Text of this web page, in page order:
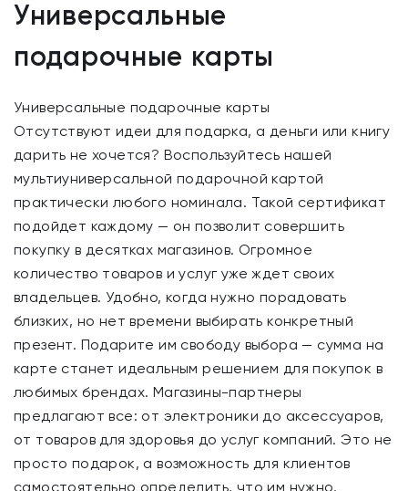
Универсальные
подарочные карты
Универсальные подарочные карты
Отсутствуют идеи для подарка, а деньги или книгу
дарить не хочется? Воспользуйтесь нашей
мультиуниверсальной подарочной картой
практически любого номинала. Такой сертификат
подойдет каждому — он позволит совершить
покупку в десятках магазинов. Огромное
количество товаров и услуг уже ждет своих
владельцев. Удобно, когда нужно порадовать
близких, но нет времени выбирать конкретный
презент. Подарите им свободу выбора — сумма на
карте станет идеальным решением для покупок в
любимых брендах. Магазины-партнеры
предлагают все: от электроники до аксессуаров,
от товаров для здоровья до услуг компаний. Это не
просто подарок, а возможность для клиентов
самостоятельно определить, что им нужно.